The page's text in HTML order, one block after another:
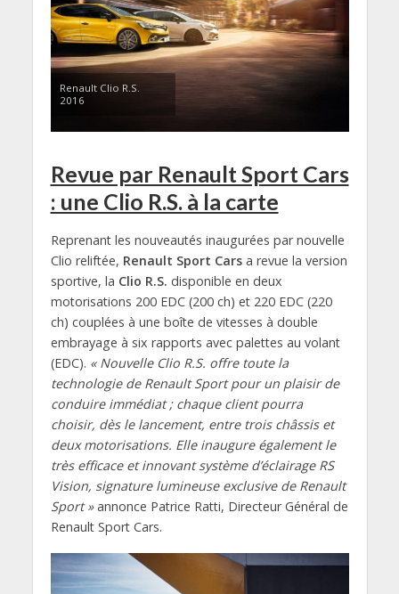
Renault Clio R.S.
2016
Revue par Renault Sport Cars
: une Clio R.S. à la carte
Reprenant les nouveautés inaugurées par nouvelle
Clio reliftée, Renault Sport Carsa revue la version
sportive, la Clio R.S. disponible en deux
motorisations 200 EDC (200 ch) et 220 EDC (220
ch) couplées à une boîte de vitesses à double
embrayage à six rapports avec palettes au volant
(EDC). « Nouvelle Clio R.S. offre toute la
technologie de Renault Sport pour un plaisir de
conduire immédiat ; chaque client pourra
choisir, dès le lancement, entre trois châssis et
deux motorisations. Elle inaugure également le
très efficace et innovant système d’éclairage RS
Vision, signature lumineuse exclusive de Renault
Sport »annonce Patrice Ratti, Directeur Général de
Renault Sport Cars.